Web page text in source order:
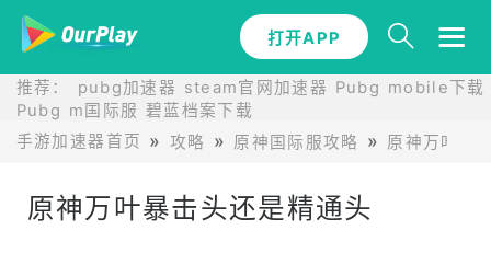
打开APP
推荐： pubg加速器 steam官网加速器 Pubg mobile下载
Pubg m国际服 碧蓝档案下载
手游加速器首页
攻略 原神国际服攻略 原神万叶暴
原神万叶暴击头还是精通头